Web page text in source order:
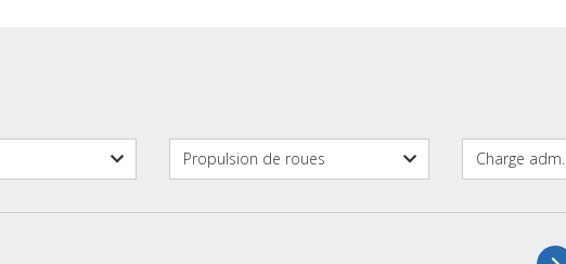
Pro­pul­sion de roues Charge adm.